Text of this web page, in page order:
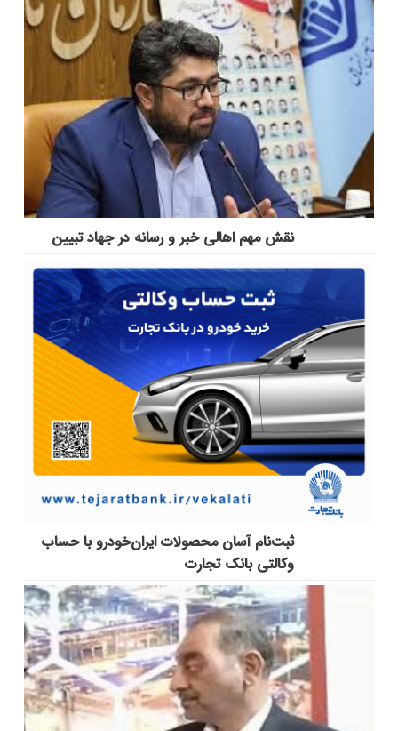
نقش مهم اهالی خبر و رسانه در جهاد تبیین
ثبت‌نام آسان محصولات ایران‌خودرو با حساب
وکالتی بانک تجارت